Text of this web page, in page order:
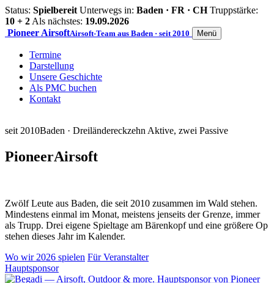
Status: Spielbereit Unterwegs in: Baden · FR · CH Truppstärke:
10 + 2 Als nächstes: 19.09.2026
Pioneer AirsoftAirsoft-Team aus Baden · seit 2010 Menü
Termine
Darstellung
Unsere Geschichte
Als PMC buchen
Kontakt
seit 2010Baden · Dreiländereckzehn Aktive, zwei Passive
PioneerAirsoft
Zwölf Leute aus Baden, die seit 2010 zusammen im Wald stehen.
Mindestens einmal im Monat, meistens jenseits der Grenze, immer
als Trupp. Drei eigene Spieltage am Bärenkopf und eine größere Op
stehen dieses Jahr im Kalender.
Wo wir 2026 spielen Für Veranstalter
Hauptsponsor